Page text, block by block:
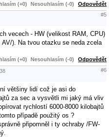
(+0) Nesouhlasím (-0) Odpovědět
#5
vecech - HW (velikost RAM, CPU)
). Na tvou otazku se neda zcela
(+0) Nesouhlasím (-0) Odpovědět
#6
většiny lidí což je asi do
za sec a vysvětli mi jaký má vliv
rychlostí 6000-8000 kilobajtů
případě použitý os ?
připomněl i ty ochraby /FW-